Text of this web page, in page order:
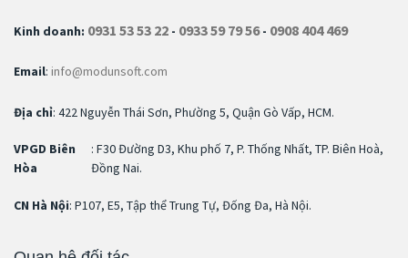
Kinh doanh: 0931 53 53 22 - 0933 59 79 56- 0908 404 469
Email: info@modunsoft.com
Địa chỉ: 422 Nguyễn Thái Sơn, Phường 5, Quận Gò Vấp, HCM.
VPGD Biên
Hòa
: F30 Đường D3, Khu phố 7, P. Thống Nhất, TP. Biên Hoà,
Đồng Nai.
CN Hà Nội: P107, E5, Tập thể Trung Tự, Đống Đa, Hà Nội.